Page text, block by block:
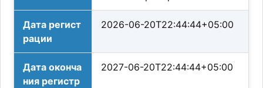
Дата регист
рации
2026-06-20T22:44:44+05:00
Дата оконча
ния регистр
2027-06-20T22:44:44+05:00